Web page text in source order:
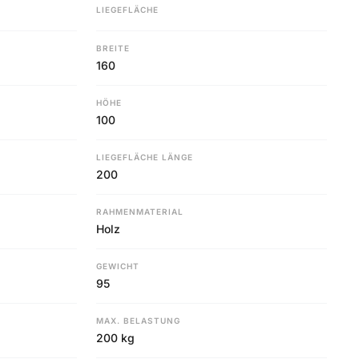
LIEGEFLÄCHE
BREITE
160
HÖHE
100
LIEGEFLÄCHE LÄNGE
200
RAHMENMATERIAL
Holz
GEWICHT
95
MAX. BELASTUNG
200 kg